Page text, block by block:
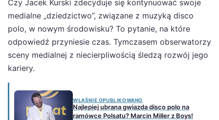
Czy Jacek Kurski zdecyduje się kontynuować swoje
medialne „dziedzictwo”, związane z muzyką disco
polo, w nowym środowisku? To pytanie, na które
odpowiedź przyniesie czas. Tymczasem obserwatorzy
sceny medialnej z niecierpliwością śledzą rozwój jego
kariery.
WŁAŚNIE OPUBLIKOWANO
Najlepiej ubrana gwiazda disco polo na
ramówce Polsatu? Marcin Miller z Boys!